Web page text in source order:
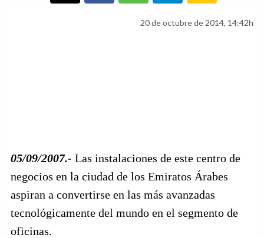
20 de octubre de 2014, 14:42h
05/09/2007.- Las instalaciones de este centro de
negocios en la ciudad de los Emiratos Árabes
aspiran a convertirse en las más avanzadas
tecnológicamente del mundo en el segmento de
oficinas.